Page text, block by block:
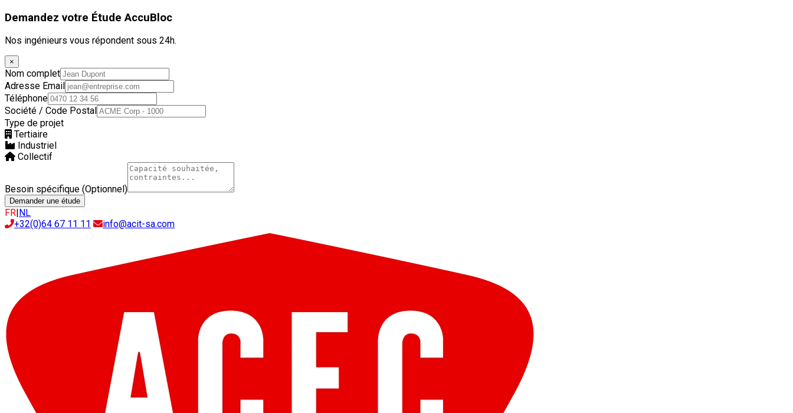
Demandez votre Étude AccuBloc
Nos ingénieurs vous répondent sous 24h.
×
Nom complet
Adresse Email
Téléphone
Société / Code Postal
Type de projet
Tertiaire
Industriel
Collectif
Besoin spécifique (Optionnel)
Demander une étude
FR NL
+32(0)64 67 11 11
info@acit-sa.com